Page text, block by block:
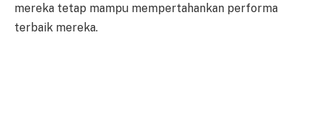
mereka tetap mampu mempertahankan performa
terbaik mereka.